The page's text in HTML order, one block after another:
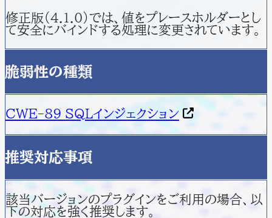
修正版（4.1.0）では、値をプレースホルダーとし
て安全にバインドする処理に変更されています。
脆弱性の種類
CWE-89 SQLインジェクション
推奨対応事項
該当バージョンのプラグインをご利用の場合、以
下の対応を強く推奨します。